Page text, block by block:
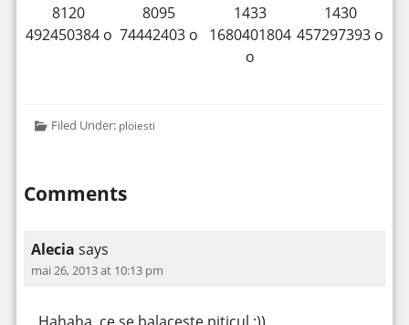
8120
492450384 o
8095
74442403 o
1433
1680401804
o
1430
457297393 o
Filed Under: ploiesti
Comments
Alecia says
mai 26, 2013 at 10:13 pm